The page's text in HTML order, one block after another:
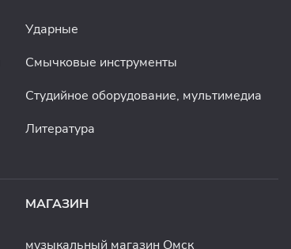
Ударные
Смычковые инструменты
Студийное оборудование, мультимедиа
Литература
МАГАЗИН
музыкальный магазин Омск